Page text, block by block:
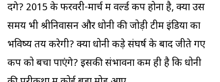
देंगे? 2015 के फरवरी-मार्च में वर्ल्ड कप होना है, क्या उस
समय भी श्रीनिवासन और धोनी की जोड़ी टीम इंडिया का
भविष्य तय करेगी? क्या धोनी कड़े संघर्ष के बाद जीते गए
कप को बचा पाएंगे? इसकी संभावना कम ही है कि धोनी